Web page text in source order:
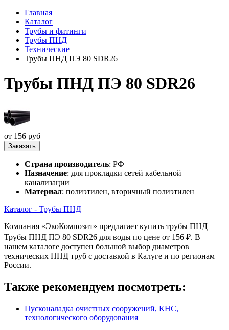
Главная
Каталог
Трубы и фитинги
Трубы ПНД
Технические
Трубы ПНД ПЭ 80 SDR26
Трубы ПНД ПЭ 80 SDR26
от 156 руб
Заказать
Страна производитель: РФ
Назначение: для прокладки сетей кабельной
канализации
Материал: полиэтилен, вторичный полиэтилен
Каталог - Трубы ПНД
Компания «ЭкоКомпозит» предлагает купить трубы ПНД
Трубы ПНД ПЭ 80 SDR26 для воды по цене от 156 ₽. В
нашем каталоге доступен большой выбор диаметров
технических ПНД труб с доставкой в Калуге и по регионам
России.
Также рекомендуем посмотреть:
Пусконаладка очистных сооружений, КНС,
технологического оборудования